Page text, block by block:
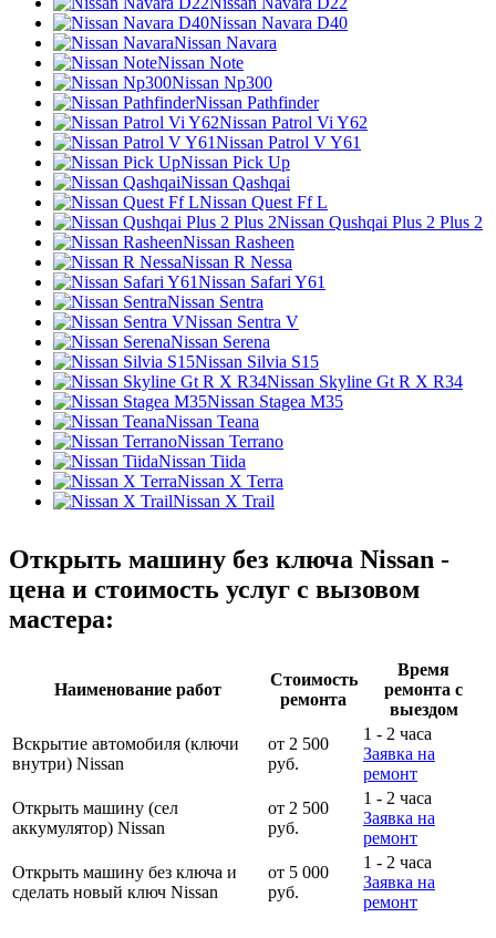
Nissan Navara D40
Nissan Navara
Nissan Note
Nissan Np300
Nissan Pathfinder
Nissan Patrol Vi Y62
Nissan Patrol V Y61
Nissan Pick Up
Nissan Qashqai
Nissan Quest Ff L
Nissan Qushqai Plus 2 Plus 2
Nissan Rasheen
Nissan R Nessa
Nissan Safari Y61
Nissan Sentra
Nissan Sentra V
Nissan Serena
Nissan Silvia S15
Nissan Skyline Gt R X R34
Nissan Stagea M35
Nissan Teana
Nissan Terrano
Nissan Tiida
Nissan X Terra
Nissan X Trail
Открыть машину без ключа Nissan -
цена и стоимость услуг с вызовом
мастера:
Наименование работ
Стоимость
ремонта
Время
ремонта с
выездом
Вскрытие автомобиля (ключи
внутри) Nissan
от 2 500
руб.
1 - 2 часа
Заявка на
ремонт
Открыть машину (сел
аккумулятор) Nissan
от 2 500
руб.
1 - 2 часа
Заявка на
ремонт
Открыть машину без ключа и
сделать новый ключ Nissan
от 5 000
руб.
1 - 2 часа
Заявка на
ремонт